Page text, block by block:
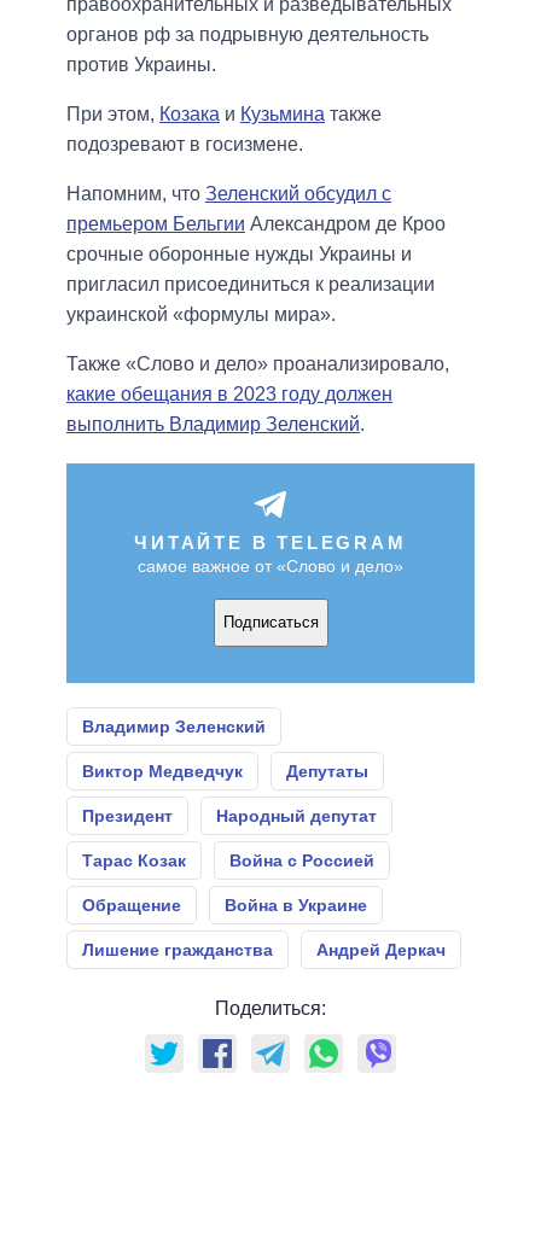
органов рф за подрывную деятельность
против Украины.
При этом, Козака и Кузьмина также
подозревают в госизмене.
Напомним, что Зеленский обсудил с
премьером Бельгии Александром де Кроо
срочные оборонные нужды Украины и
пригласил присоединиться к реализации
украинской «формулы мира».
Также «Слово и дело» проанализировало,
какие обещания в 2023 году должен
выполнить Владимир Зеленский.
ЧИТАЙТЕ В TELEGRAM
самое важное от «Слово и дело»
Подписаться
Владимир Зеленский
Виктор Медведчук Депутаты
Президент Народный депутат
Тарас Козак Война с Россией
Обращение Война в Украине
Лишение гражданства Андрей Деркач
Поделиться: